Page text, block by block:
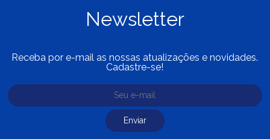
Newsletter
Receba por e-mail as nossas atualizações e novidades.
Cadastre-se!